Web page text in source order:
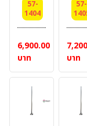
บอก
ทิศทาง
Dai
50
cm.
เสา
สูง 2
เมตร
57-
1404
6,900.00
บาท
บอก
ทิศท
Dai
50
cm.
เสา
2.5
57-
บาท